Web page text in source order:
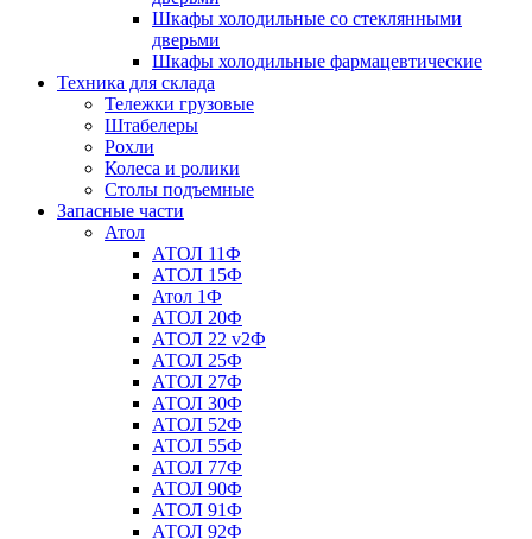
Шкафы холодильные со стеклянными
дверьми
Шкафы холодильные фармацевтические
Техника для склада
Тележки грузовые
Штабелеры
Рохли
Колеса и ролики
Столы подъемные
Запасные части
Атол
АТОЛ 11Ф
АТОЛ 15Ф
Атол 1Ф
АТОЛ 20Ф
АТОЛ 22 v2Ф
АТОЛ 25Ф
АТОЛ 27Ф
АТОЛ 30Ф
АТОЛ 52Ф
АТОЛ 55Ф
АТОЛ 77Ф
АТОЛ 90Ф
АТОЛ 91Ф
АТОЛ 92Ф